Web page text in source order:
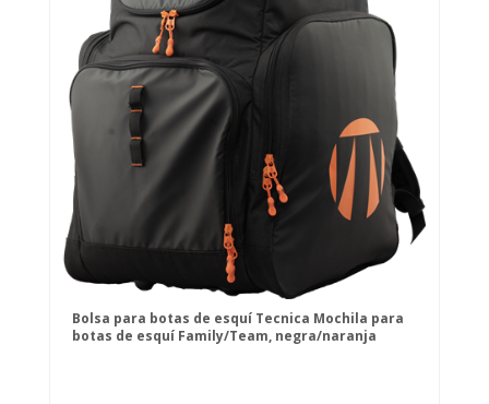
Bolsa para botas de esquí Tecnica Mochila para
botas de esquí Family/Team, negra/naranja